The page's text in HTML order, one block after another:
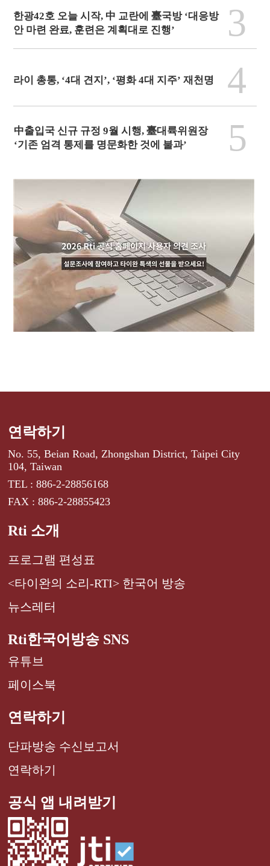
한광42호 오늘 시작, 中 교란에 臺국방 ‘대응방
안 마련 완료, 훈련은 계획대로 진행’
3
라이 총통, ‘4대 견지’, ‘평화 4대 지주’ 재천명 4
中출입국 신규 규정 9월 시행, 臺대륙위원장
‘기존 엄격 통제를 명문화한 것에 불과’
5
연락하기
No. 55, Beian Road, Zhongshan District, Taipei City
104, Taiwan
TEL : 886-2-28856168
FAX : 886-2-28855423
Rti 소개
프로그램 편성표
<타이완의 소리-RTI> 한국어 방송
뉴스레터
Rti한국어방송 SNS
유튜브
페이스북
연락하기
단파방송 수신보고서
연락하기
공식 앱 내려받기